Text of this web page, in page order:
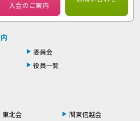
入会のご案内
委員会
役員一覧
東北会
関東信越会